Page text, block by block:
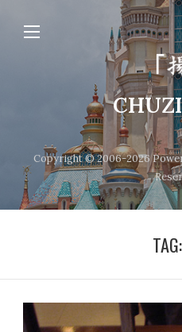
Copyright © 2006-2026
TAG: